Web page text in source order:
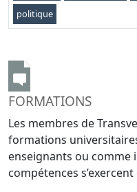
politique
FORMATIONS
Les membres de
formations
enseignants ou comme
compétences s’exercent